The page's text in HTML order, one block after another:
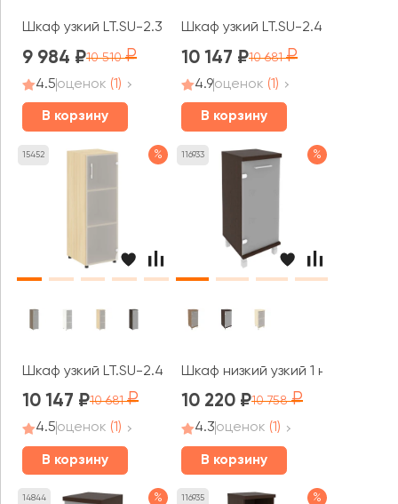
Шкаф узкий LT.SU-2.3 (R) 400x450x1195 Ялта / Yalta
9 984 10 510
4.5оценок (1)
В корзину
Шкаф узкий LT.SU-2.4 (L)
10 147 10 681
4.9оценок (1)
В корзину
15452 %
Шкаф узкий LT.SU-2.4 (R) 400x450x1195 Ялта / Yalta
10 147 10 681
4.5оценок (1)
В корзину
116933 %
Шкаф низкий узкий 1 низкая
10 220 10 758
4.3оценок (1)
В корзину
14844 % 116935 %